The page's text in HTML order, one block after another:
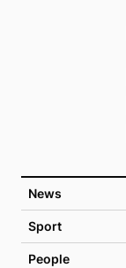
News
Sport
People